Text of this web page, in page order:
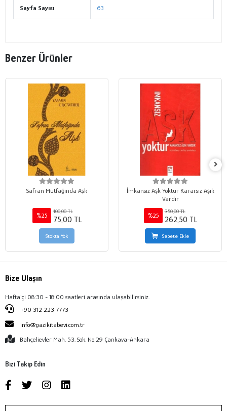
Sayfa Sayısı 63
Benzer Ürünler
Safran Mutfağında Aşk
%25
100,00 TL
75,00 TL
Stokta Yok
İmkansız Aşk Yoktur Kararsız Aşık
Vardır
%25
350,00 TL
262,50 TL
Sepete Ekle
Bize Ulaşın
Haftaiçi 08:30 - 18:00 saatleri arasında ulaşabilirsiniz.
+90 312 223 7773
info@gazikitabevi.com.tr
Bahçelievler Mah. 53. Sok. No:29 Çankaya-Ankara
Bizi Takip Edin